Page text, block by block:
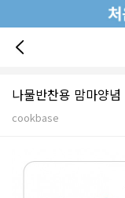
나물반찬용 맘마양
cookbase